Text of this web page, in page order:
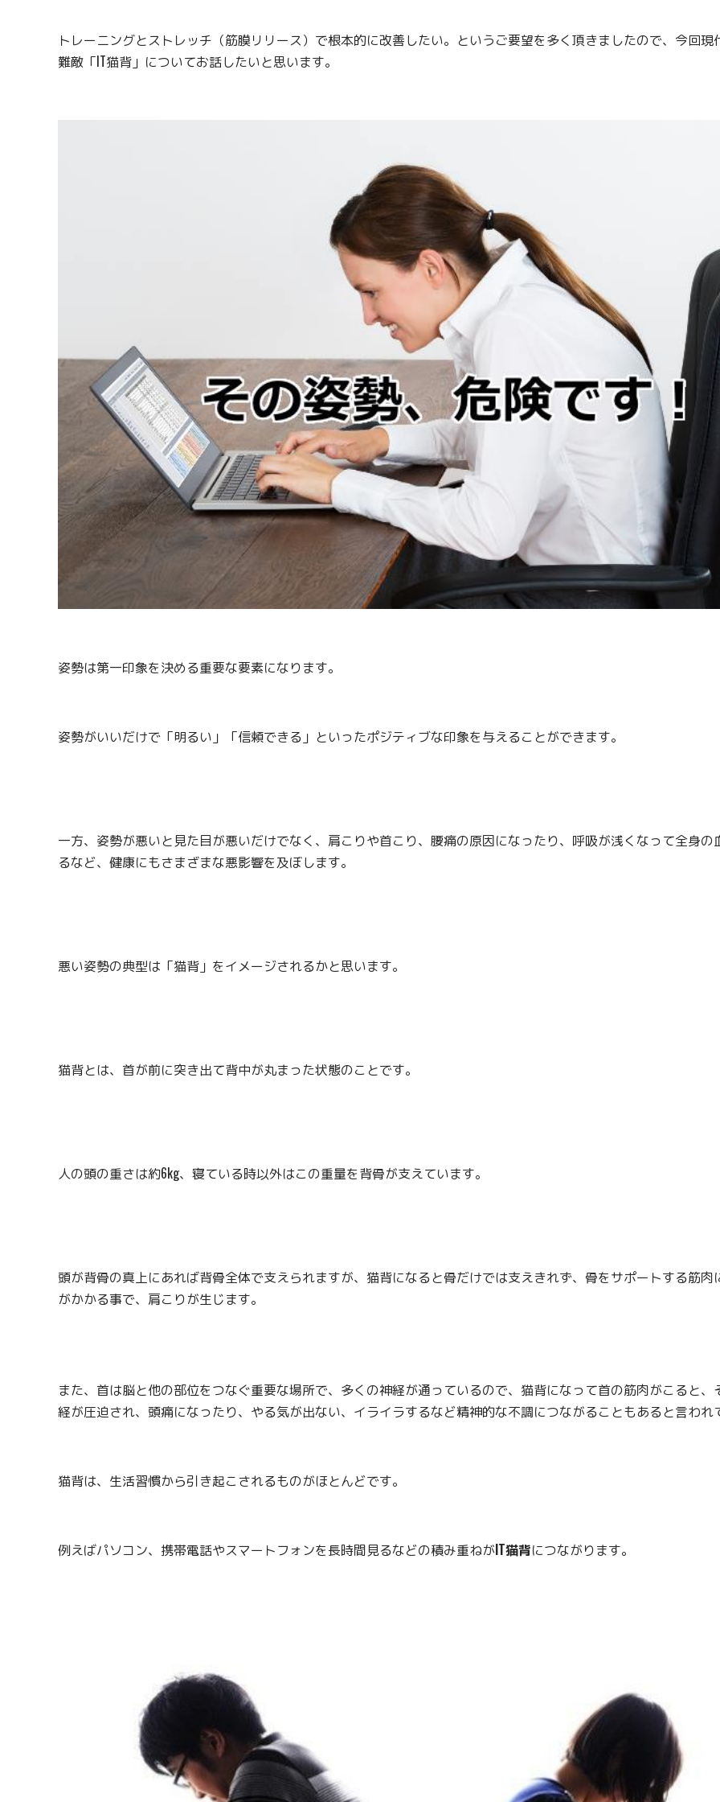
トレーニングとストレッチ（筋膜リリース）で根本的に改善したい。というご要望を多く頂きましたので、今回現
難敵「IT猫背」についてお話したいと思います。
姿勢は第一印象を決める重要な要素になります。
姿勢がいいだけで「明るい」「信頼できる」といったポジティブな印象を与えることができます。
一方、姿勢が悪いと見た目が悪いだけでなく、肩こりや首こり、腰痛の原因になったり、呼吸が浅くなって全身の
るなど、健康にもさまざまな悪影響を及ぼします。
悪い姿勢の典型は「猫背」をイメージされるかと思います。
猫背とは、首が前に突き出て背中が丸まった状態のことです。
人の頭の重さは約6kg、寝ている時以外はこの重量を背骨が支えています。
頭が背骨の真上にあれば背骨全体で支えられますが、猫背になると骨だけでは支えきれず、骨をサポートする筋肉
がかかる事で、肩こりが生じます。
また、首は脳と他の部位をつなぐ重要な場所で、多くの神経が通っているので、猫背になって首の筋肉がこると、
経が圧迫され、頭痛になったり、やる気が出ない、イライラするなど精神的な不調につながることもあると言われ
猫背は、生活習慣から引き起こされるものがほとんどです。
例えばパソコン、携帯電話やスマートフォンを長時間見るなどの積み重ねがIT猫背につながります。